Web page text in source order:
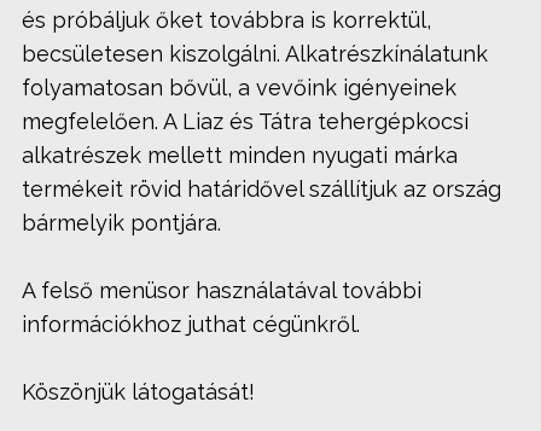
és próbáljuk őket továbbra is korrektül,
becsületesen kiszolgálni. Alkatrészkínálatunk
folyamatosan bővül, a vevőink igényeinek
megfelelően. A Liaz és Tátra tehergépkocsi
alkatrészek mellett minden nyugati márka
termékeit rövid határidővel szállítjuk az ország
bármelyik pontjára.
A felső menüsor használatával további
információkhoz juthat cégünkről.
Köszönjük látogatását!